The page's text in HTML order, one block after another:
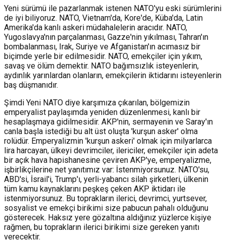
Yeni sürümü ile pazarlanmak istenen NATO'yu eski sürümlerini
de iyi biliyoruz. NATO, Vietnam'da, Kore'de, Küba'da, Latin
Amerika'da kanlı askeri müdahalelerin aracıdır. NATO,
Yugoslavya'nın parçalanması, Gazze'nin yıkılması, Tahran'ın
bombalanması, Irak, Suriye ve Afganistan'ın acımasız bir
biçimde yerle bir edilmesidir. NATO, emekçiler için yıkım,
savaş ve ölüm demektir. NATO bağımsızlık isteyenlerin,
aydınlık yarınlardan olanların, emekçilerin iktidarını isteyenlerin
baş düşmanıdır.
Şimdi Yeni NATO diye karşımıza çıkarılan, bölgemizin
emperyalist paylaşımda yeniden düzenlenmesi, kanlı bir
hesaplaşmaya gidilmesidir. AKP'nin, sermayenin ve Saray'ın
canla başla istediği bu alt üst oluşta 'kurşun asker' olma
rolüdür. Emperyalizmin 'kurşun askeri' olmak için milyarlarca
lira harcayan, ülkeyi devrimciler, ilericiler, emekçiler için adeta
bir açık hava hapishanesine çeviren AKP'ye, emperyalizme,
işbirlikçilerine net yanıtımız var: İstenmiyorsunuz. NATO'su,
ABD'si, İsrail'i, Trump'ı, yerli-yabancı silah şirketleri, ülkenin
tüm kamu kaynaklarını peşkeş çeken AKP iktidarı ile
istenmiyorsunuz. Bu toprakların ilerici, devrimci, yurtsever,
sosyalist ve emekçi birikimi size pabucun pahalı olduğunu
gösterecek. Haksız yere gözaltına aldığınız yüzlerce kişiye
rağmen, bu toprakların ilerici birikimi size gereken yanıtı
verecektir.